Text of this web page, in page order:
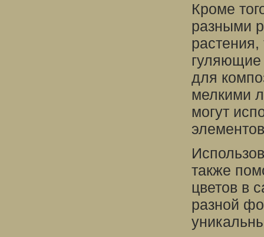
Кроме
разными
растения,
гуляющие
для
мелкими
могут
также
цветов в
разной